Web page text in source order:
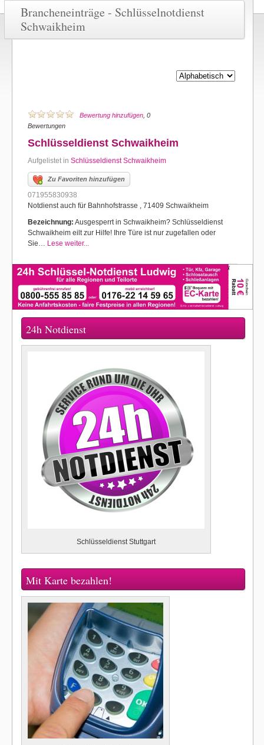
Brancheneinträge - Schlüsselnotdienst
Schwaikheim
Bewertung hinzufügen , 0
Bewertungen
Schlüsseldienst Schwaikheim
Aufgelistet in Schlüsseldienst Schwaikheim
Zu Favoriten hinzufügen
071955830938
Notdienst auch für Bahnhofstrasse , 71409 Schwaikheim
Bezeichnung: Ausgesperrt in Schwaikheim? Schlüsseldienst
Schwaikheim eilt zur Hilfe! Ihre Türe ist nur zugefallen oder
Sie… Lese weiter...
24h Notdienst
Schlüsseldienst Stuttgart
Mit Karte bezahlen!